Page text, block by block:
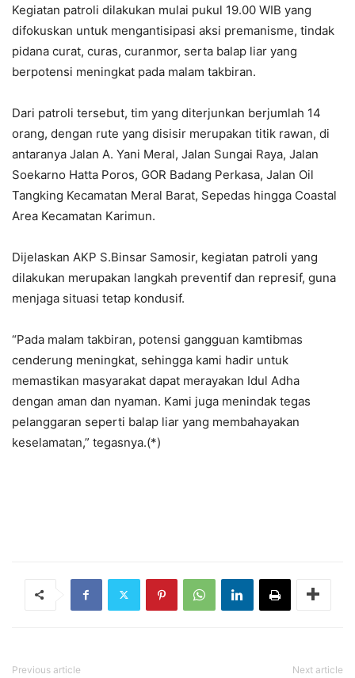
Kegiatan patroli dilakukan mulai pukul 19.00 WIB yang
difokuskan untuk mengantisipasi aksi premanisme, tindak
pidana curat, curas, curanmor, serta balap liar yang
berpotensi meningkat pada malam takbiran.
Dari patroli tersebut, tim yang diterjunkan berjumlah 14
orang, dengan rute yang disisir merupakan titik rawan, di
antaranya Jalan A. Yani Meral, Jalan Sungai Raya, Jalan
Soekarno Hatta Poros, GOR Badang Perkasa, Jalan Oil
Tangking Kecamatan Meral Barat, Sepedas hingga Coastal
Area Kecamatan Karimun.
Dijelaskan AKP S.Binsar Samosir, kegiatan patroli yang
dilakukan merupakan langkah preventif dan represif, guna
menjaga situasi tetap kondusif.
“Pada malam takbiran, potensi gangguan kamtibmas
cenderung meningkat, sehingga kami hadir untuk
memastikan masyarakat dapat merayakan Idul Adha
dengan aman dan nyaman. Kami juga menindak tegas
pelanggaran seperti balap liar yang membahayakan
keselamatan,” tegasnya.(*)
Previous article Next article